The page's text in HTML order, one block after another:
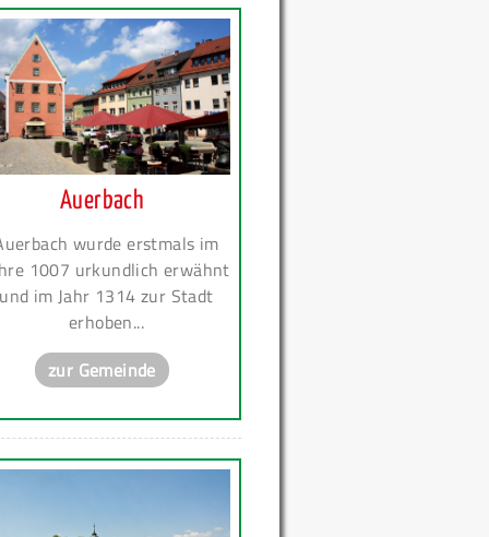
Auerbach
wurde erstmals im
1007 urkundlich erwähnt
und im Jahr 1314 zur Stadt
erhoben...
zur Gemeinde